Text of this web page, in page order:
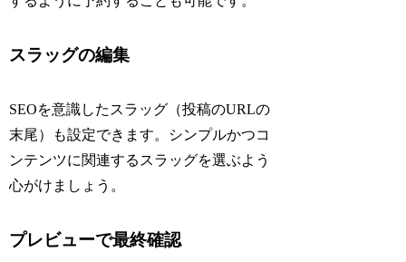
スラッグの編集
SEOを意識したスラッグ（投稿のURLの
末尾）も設定できます。シンプルかつコ
ンテンツに関連するスラッグを選ぶよう
心がけましょう。
プレビューで最終確認